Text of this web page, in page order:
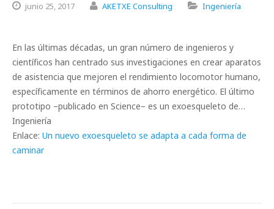
junio 25, 2017 AKETXE Consulting Ingeniería
En las últimas décadas, un gran número de ingenieros y
científicos han centrado sus investigaciones en crear aparatos
de asistencia que mejoren el rendimiento locomotor humano,
específicamente en términos de ahorro energético. El último
prototipo –publicado en Science– es un exoesqueleto de…
Ingeniería
Enlace: Un nuevo exoesqueleto se adapta a cada forma de
caminar